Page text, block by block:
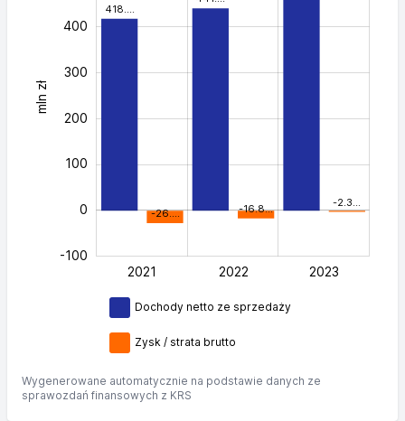
418.…
-26.… -16.8…
-2.3…
mln zł
-100
0
100
200
300
400
L
2021 2022 2023
Dochody netto ze sprzedaży
Zysk / strata brutto
Wygenerowane automatycznie na podstawie danych ze
sprawozdań finansowych z KRS